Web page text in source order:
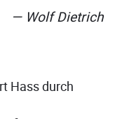
Wolf Dietrich
Hass durch